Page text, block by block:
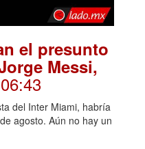
el presunto
Messi,
del Inter Miami, habría
agosto. Aún no hay un